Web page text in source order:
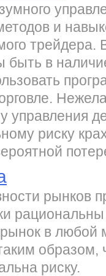
и
трейдера.
быть в
риску
рынков
рынок в
образом,
риску.